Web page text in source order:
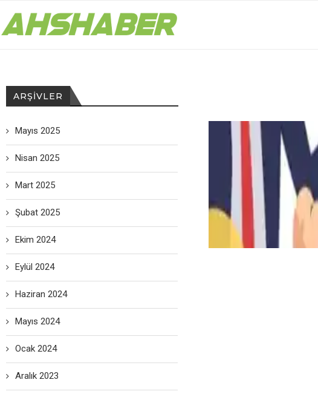
ARŞIVLER
Mayıs 2025
Nisan 2025
Mart 2025
Şubat 2025
Ekim 2024
Eylül 2024
Haziran 2024
Mayıs 2024
Ocak 2024
Aralık 2023